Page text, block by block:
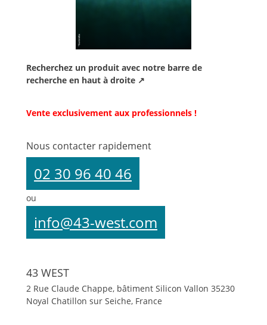
Recherchez un produit avec notre barre de
recherche en haut à droite ↗
Vente exclusivement aux professionnels !
Nous contacter rapidement
02 30 96 40 46
ou
info@43-west.com
43 WEST
2 Rue Claude Chappe, bâtiment Silicon Vallon 35230
Noyal Chatillon sur Seiche, France